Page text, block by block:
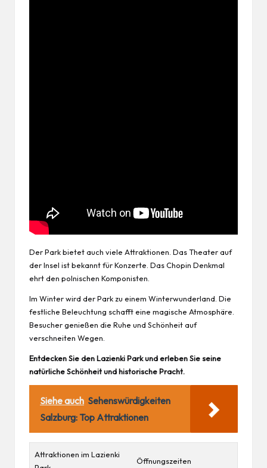
Der Park bietet auch viele Attraktionen. Das Theater auf
der Insel ist bekannt für Konzerte. Das Chopin Denkmal
ehrt den polnischen Komponisten.
Im Winter wird der Park zu einem Winterwunderland. Die
festliche Beleuchtung schafft eine magische Atmosphäre.
Besucher genießen die Ruhe und Schönheit auf
verschneiten Wegen.
Entdecken Sie den Lazienki Park und erleben Sie seine
natürliche Schönheit und historische Pracht.
Siehe auch Sehenswürdigkeiten
Salzburg: Top Attraktionen
Attraktionen im Lazienki
Öffnungszeiten